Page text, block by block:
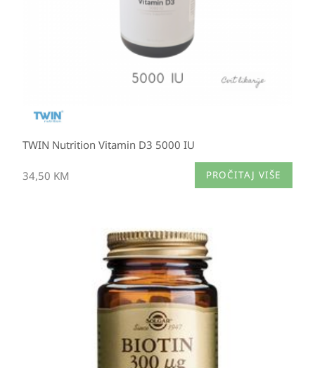
TWIN Nutrition Vitamin D3 5000 IU
34,50 KM PROČITAJ VIŠE